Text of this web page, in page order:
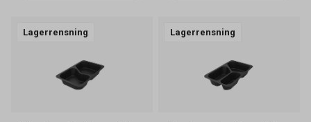
Lagerrensning Lagerrensning